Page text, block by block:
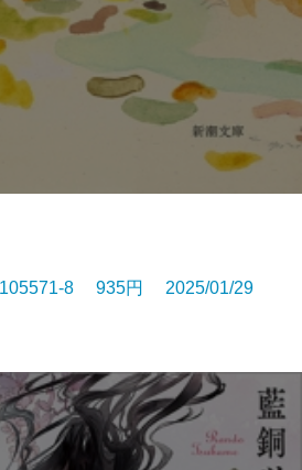
8 935円 2025/01/29